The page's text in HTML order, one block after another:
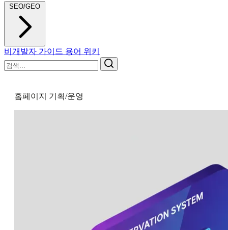
SEO/GEO
비개발자 가이드 용어 위키
홈페이지 기획/운영